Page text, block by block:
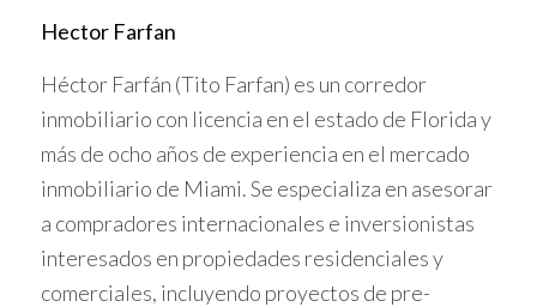
Aprovechar estos beneficios requiere
conocimiento y planificación estratégica.
IMPORTANCIA DE LA
ASESORÍA PROFESIONAL
Contar con un corredor inmobiliario experto es
Hector Farfan
Héctor Farfán (Tito Farfan) es un corredor
inmobiliario con licencia en el estado de Florida y
más de ocho años de experiencia en el mercado
inmobiliario de Miami. Se especializa en asesorar
a compradores internacionales e inversionistas
interesados en propiedades residenciales y
comerciales, incluyendo proyectos de pre-